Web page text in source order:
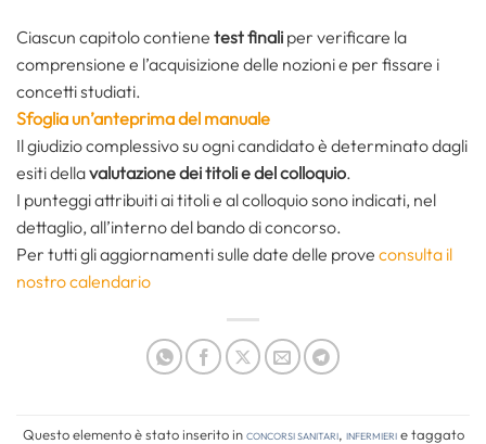
Ciascun capitolo contiene test finali per verificare la
comprensione e l’acquisizione delle nozioni e per fissare i
concetti studiati.
Sfoglia un’anteprima del manuale
Il giudizio complessivo su ogni candidato è determinato dagli
esiti dellavalutazione dei titoli e del colloquio.
I punteggi attribuiti ai titoli e al colloquio sono indicati, nel
dettaglio, all’interno del bando di concorso.
Per tutti gli aggiornamenti sulle date delle prove consulta il
nostro calendario
Questo elemento è stato inserito inConcorsi Sanitari, Infermierie taggato